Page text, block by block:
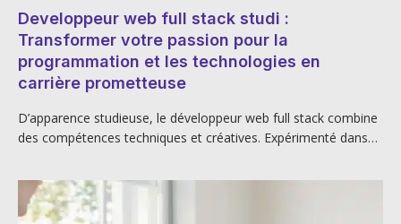
Developpeur web full stack studi :
Transformer votre passion pour la
programmation et les technologies en
carrière prometteuse
D’apparence studieuse, le développeur web full stack combine
des compétences techniques et créatives. Expérimenté dans…